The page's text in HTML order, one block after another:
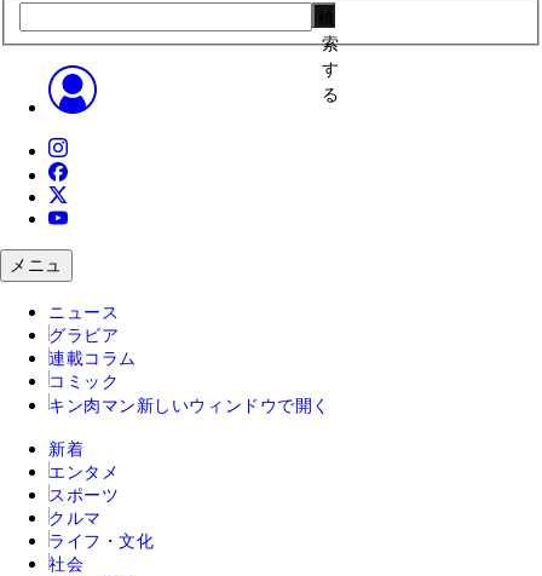
索
す
る
メニュ
ニュース
グラビア
連載コラム
コミック
キン肉マン 新しいウィンドウで開く
新着
エンタメ
スポーツ
クルマ
ライフ・文化
社会